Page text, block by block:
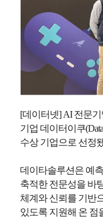
[데이터넷] AI 전문
기업 데이터이쿠
수상 기업으로 선정
데이타솔루션은 예
축적한 전문성을 바
체계와 신뢰를 기반
있도록 지원해 온 점